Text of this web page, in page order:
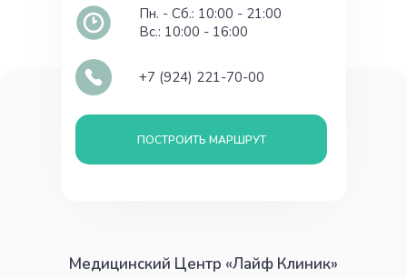
Пн. - Сб.: 10:00 - 21:00
+7 (924) 221-70-00
ПОСТРОИТЬ МАРШРУТ
Медицинский Центр «Лайф Клиник»
Вс.: 10:00 - 16:00